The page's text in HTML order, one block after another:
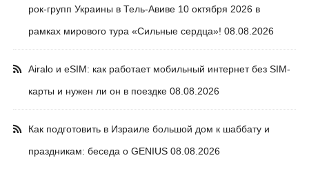
рок-групп Украины в Тель-Авиве 10 октября 2026 в
рамках мирового тура «Сильные сердца»! 08.08.2026
Airalo и eSIM: как работает мобильный интернет без SIM-
карты и нужен ли он в поездке 08.08.2026
Как подготовить в Израиле большой дом к шаббату и
праздникам: беседа о GENIUS 08.08.2026